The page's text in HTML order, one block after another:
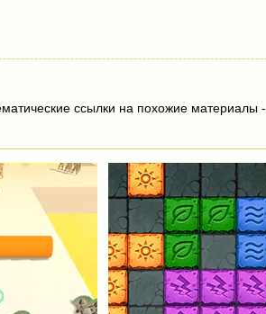
ссылки на похожие материалы -